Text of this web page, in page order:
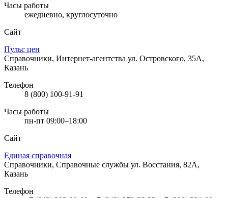
Часы работы
ежедневно, круглосуточно
Сайт
Пульс цен
Справочники, Интернет-агентства ул. Островского, 35А,
Казань
Телефон
8 (800) 100-91-91
Часы работы
пн-пт 09:00–18:00
Сайт
Единая справочная
Справочники, Справочные службы ул. Восстания, 82А,
Казань
Телефон